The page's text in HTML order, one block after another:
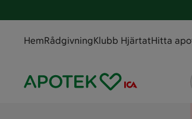
HemRådgivningKlubb HjärtatHitta